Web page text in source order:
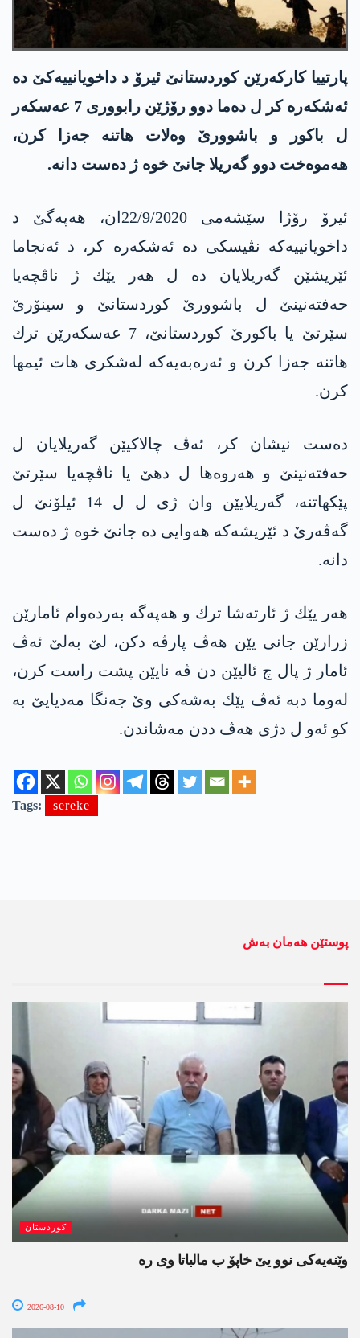
پارتییا كاركه‌رێن كوردستانێ ئیرۆ د داخویانییه‌كێ ده‌
ئه‌شكه‌ره‌ كر ل ده‌ما دوو رۆژێن رابووری 7 عه‌سكه‌ر
ل باكور و باشوورێ وه‌لات هاتنه‌ جه‌زا كرن،
هه‌موه‌خت دوو گه‌ریلا جانێ خوه‌ ژ ده‌ست دانه‌.
ئیرۆ رۆژا سێشه‌می 22/9/2020ان، هه‌په‌گێ د
داخویانییه‌كه‌ نڤیسكی ده‌ ئه‌شكه‌ره‌ كر، د ئه‌نجاما
ئێریشێن گه‌ریلایان ده‌ ل هه‌ر یێك ژ ناڤچه‌یا
حه‌فته‌نینێ ل باشوورێ كوردستانێ و سینۆرێ
سێرتێ یا باكورێ كوردستانێ، 7 عه‌سكه‌رێن ترك
هاتنه‌ جه‌زا كرن و ئه‌ره‌به‌یه‌كه‌ له‌شكری هات ئیمها
كرن.
ده‌ست نیشان كر، ئه‌ڤ چالاكیێن گه‌ریلایان ل
حه‌فته‌نینێ و هه‌روه‌ها ل دهێ یا ناڤچه‌یا سێرتێ
پێكهاتنه‌، گه‌ریلایێن وان ژی ل ل 14 ئیلۆنێ ل
گه‌ڤه‌رێ د ئێریشه‌كه‌ هه‌وایی ده‌ جانێ خوه‌ ژ ده‌ست
دانه‌.
هه‌ر یێك ژ ئارته‌شا ترك و هه‌په‌گه‌ به‌رده‌وام ئامارێن
زرارێن جانی یێن هه‌ڤ پارڤه‌ دكن، لێ به‌لێ ئه‌ڤ
ئامار ژ پال چ ئالیێن دن ڤه‌ نایێن پشت راست كرن،
له‌وما دبه‌ ئه‌ڤ یێك به‌شه‌كی وێ جه‌نگا مه‌دیایێ به‌
كو ئه‌و ل دژی هه‌ڤ ددن مه‌شاندن.
Tags: sereke
پوستێن ھەمان بەش
کوردستان
وێنه‌یه‌كی نوو یێ خاپۆ ب مالباتا وی ره‌
2026-08-10